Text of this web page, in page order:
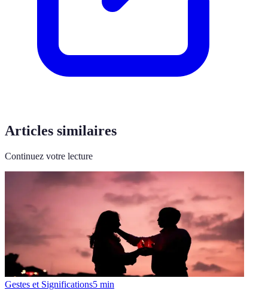
Articles similaires
Continuez votre lecture
Gestes et Significations5 min